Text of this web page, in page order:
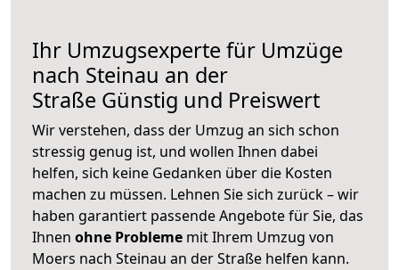
Ihr Umzugsexperte für Umzüge
nach Steinau an der
Straße Günstig und Preiswert
Wir verstehen, dass der Umzug an sich schon
stressig genug ist, und wollen Ihnen dabei
helfen, sich keine Gedanken über die Kosten
machen zu müssen. Lehnen Sie sich zurück – wir
haben garantiert passende Angebote für Sie, das
Ihnen ohne Probleme mit Ihrem Umzug von
Moers nach Steinau an der Straße helfen kann.